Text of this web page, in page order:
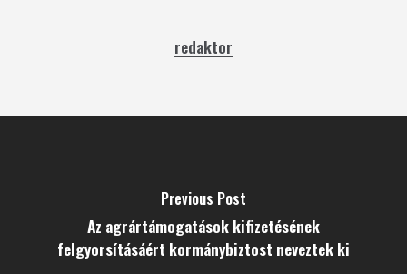
redaktor
Previous Post
Az agrártámogatások kifizetésének
felgyorsításáért kormánybiztost neveztek ki